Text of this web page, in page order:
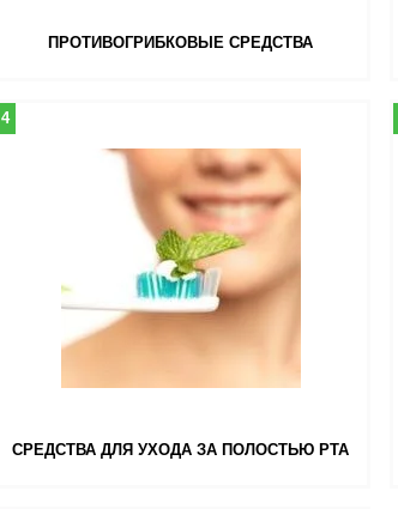
ПРОТИВОГРИБКОВЫЕ СРЕДСТВА
СРЕДСТВА ДЛЯ УХОДА ЗА ПОЛОСТЬЮ РТА
4